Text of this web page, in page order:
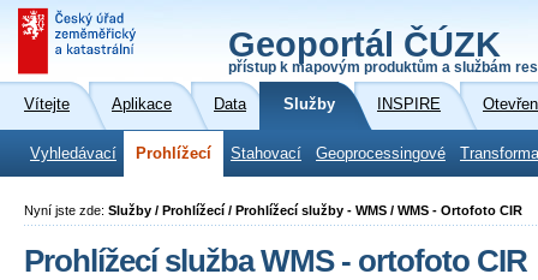
Geoportál ČÚZK
přístup k mapovým produktům a službám
Vítejte Aplikace Data Služby INSPIRE
Vyhledávací Prohlížecí Stahovací Geoprocessingové
Nyní jste zde: Služby / Prohlížecí / Prohlížecí služby - WMS / WMS - Ortofoto CIR
Prohlížecí služba WMS - ortofoto CIR